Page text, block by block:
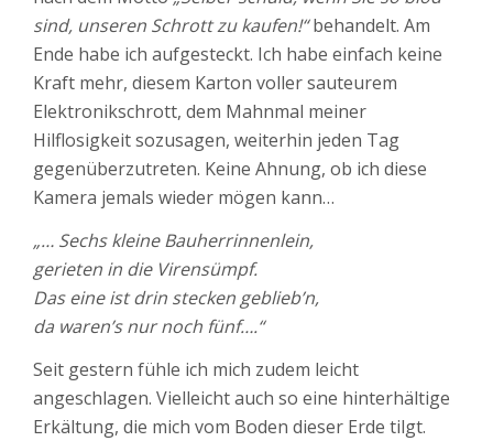
sind, unseren Schrott zu kaufen!“behandelt. Am
Ende habe ich aufgesteckt. Ich habe einfach keine
Kraft mehr, diesem Karton voller sauteurem
Elektronikschrott, dem Mahnmal meiner
Hilflosigkeit sozusagen, weiterhin jeden Tag
gegenüberzutreten. Keine Ahnung, ob ich diese
Kamera jemals wieder mögen kann…
„… Sechs kleine Bauherrinnenlein,
gerieten in die Virensümpf.
Das eine ist drin stecken geblieb’n,
da waren’s nur noch fünf….“
Seit gestern fühle ich mich zudem leicht
angeschlagen. Vielleicht auch so eine hinterhältige
Erkältung, die mich vom Boden dieser Erde tilgt.